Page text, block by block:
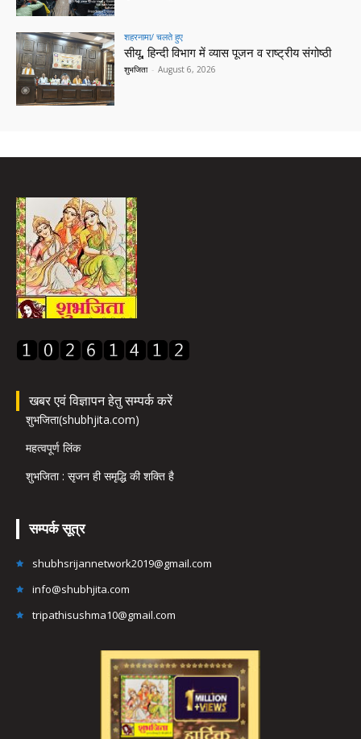
शहरनामा/ चलते हुए
सीयू, हिन्दी विभाग में व्यास पूजन व राष्ट्रीय संगोष्ठी
शुभजिता - August 6, 2026
खबर एवं विज्ञापन हेतु सम्पर्क करें
शुभजिता(shubhjita.com)
महत्वपूर्ण लिंक
शुभजिता : सृजन ही समृद्धि की शक्ति है
सम्पर्क सूत्र
shubhsrijannetwork2019@gmail.com
info@shubhjita.com
tripathisushma10@gmail.com